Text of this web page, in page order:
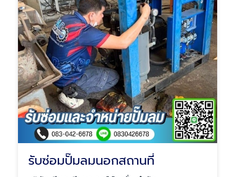
รับซ่อมปั๊มลมนอกสถานที่